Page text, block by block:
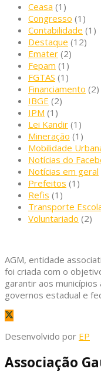
Ceasa (1)
Congresso (1)
Contabilidade (1)
Destaque (12)
Emater (2)
Fepam (1)
FGTAS (1)
Financiamento (2)
IBGE (2)
IPM (1)
Lei Kandir (1)
Mineração (1)
Mobilidade
Notícias do
Notícias em geral
Prefeitos (1)
Refis (1)
Transporte
Voluntariado (2)
AGM, entidade
foi criada com o
garantir aos
governos estadual e
Desenvolvido por EP
Associação